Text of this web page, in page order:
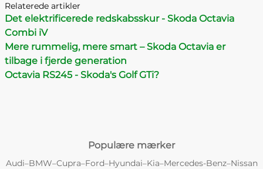
Relaterede artikler
Det elektrificerede redskabsskur - Skoda Octavia
Combi iV
Mere rummelig, mere smart – Skoda Octavia er
tilbage i fjerde generation
Octavia RS245 - Skoda's Golf GTi?
Populære mærker
Audi–BMW–Cupra–Ford–Hyundai–Kia–Mercedes-Benz–Nissan